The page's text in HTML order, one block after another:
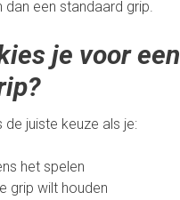
een standaard grip.
je voor een
de juiste keuze als je:
het spelen
grip wilt houden